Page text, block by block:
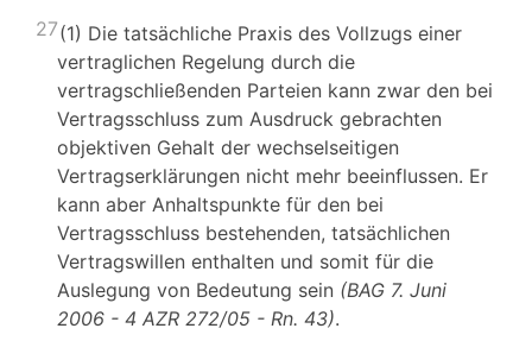
27(1) Die tatsächliche Praxis des Vollzugs einer
vertraglichen Regelung durch die
vertragschließenden Parteien kann zwar den bei
Vertragsschluss zum Ausdruck gebrachten
objektiven Gehalt der wechselseitigen
Vertragserklärungen nicht mehr beeinflussen. Er
kann aber Anhaltspunkte für den bei
Vertragsschluss bestehenden, tatsächlichen
Vertragswillen enthalten und somit für die
Auslegung von Bedeutung sein (BAG 7. Juni
2006 - 4 AZR 272/05 - Rn. 43).